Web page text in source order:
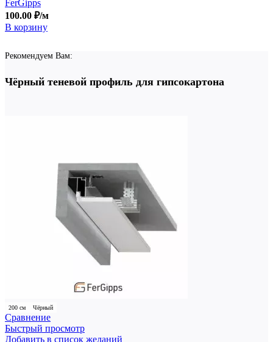
FerGipps
100.00 ₽/м
В корзину
Рекомендуем Вам:
Чёрный теневой профиль для гипсокартона
200 см Чёрный
Сравнение
Быстрый просмотр
Добавить в список желаний